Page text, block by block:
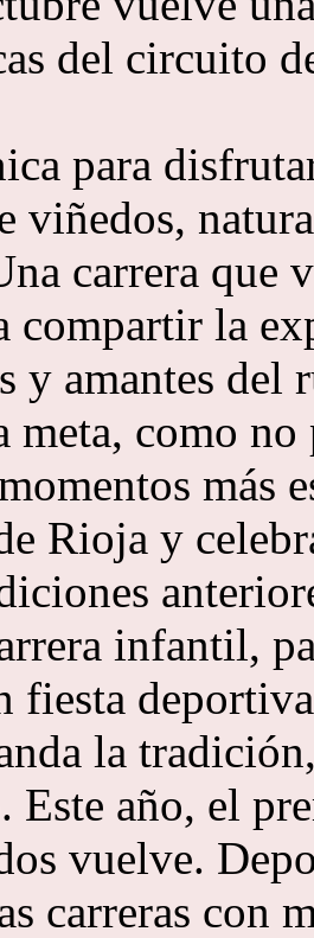
del circuito
para
viñedos,
carrera que
compartir la
y amantes del
como no
más
Rioja y
infantil,
fiesta
la
Este año, el
vuelve.
carreras con